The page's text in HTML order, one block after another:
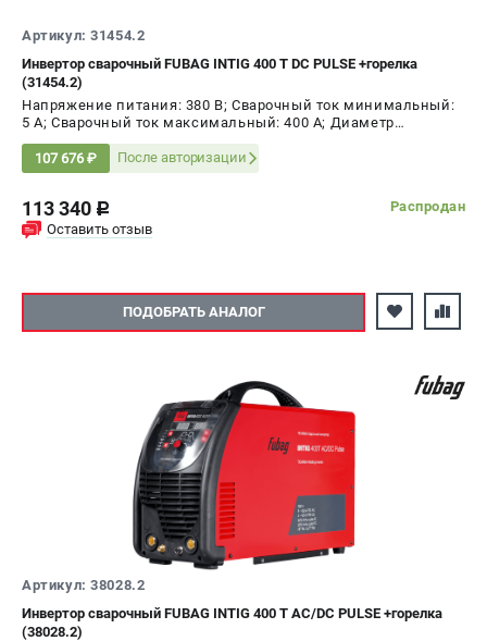
Артикул: 31454.2
Инвертор сварочный FUBAG INTIG 400 T DC PULSE +горелка
(31454.2)
Напряжение питания: 380 В; Сварочный ток минимальный:
5 А; Сварочный ток максимальный: 400 А; Диаметр
Мощность: 12 кВт
107 676 ₽ После авторизации
113 340 c
Распродан
Оставить отзыв
ПОДОБРАТЬ АНАЛОГ
Артикул: 38028.2
Инвертор сварочный FUBAG INTIG 400 T AC/DC PULSE +горелка
(38028.2)